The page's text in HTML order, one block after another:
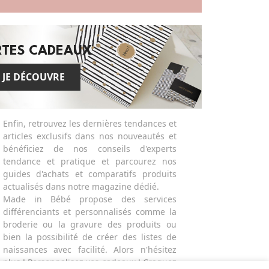
CADEAUX
JE DÉCOUVRE
Enfin, retrouvez les dernières tendances et
articles exclusifs dans nos nouveautés et
bénéficiez de nos conseils d'experts
tendance et pratique et parcourez nos
guides d'achats et comparatifs produits
actualisés dans notre magazine dédié.
Made in Bébé propose des services
différenciants et personnalisés comme la
broderie ou la gravure des produits ou
bien la possibilité de créer des listes de
naissances avec facilité. Alors n'hésitez
plus ! Personnalisez vos cadeaux ! Craquez